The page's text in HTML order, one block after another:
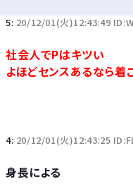
5: 20/12/01(火)12:43:49
社会人でPはキツい
よほどセンスあるなら着
4: 20/12/01(火)12:43:25
身長による